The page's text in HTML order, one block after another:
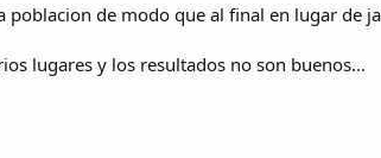
de modo que al final en lugar de
lugares y los resultados no son buenos...